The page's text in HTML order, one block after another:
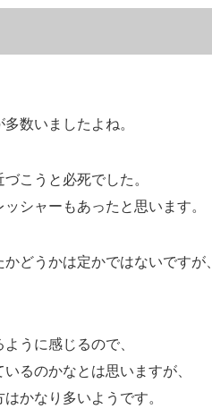
数いましたよね。
こうと必死でした。
シャーもあったと思います。
どうかは定かではないですが、
うに感じるので、
るのかなとは思いますが、
かなり多いようです。